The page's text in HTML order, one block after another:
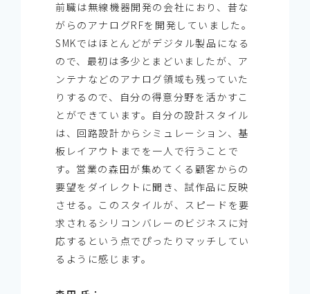
前職は無線機器開発の会社におり、昔な
がらのアナログRFを開発していました。
SMKではほとんどがデジタル製品になる
ので、最初は多少とまどいましたが、ア
ンテナなどのアナログ領域も残っていた
りするので、自分の得意分野を活かすこ
とができています。自分の設計スタイル
は、回路設計からシミュレーション、基
板レイアウトまでを一人で行うことで
す。営業の森田が集めてくる顧客からの
要望をダイレクトに聞き、試作品に反映
させる。このスタイルが、スピードを要
求されるシリコンバレーのビジネスに対
応するという点でぴったりマッチしてい
るように感じます。